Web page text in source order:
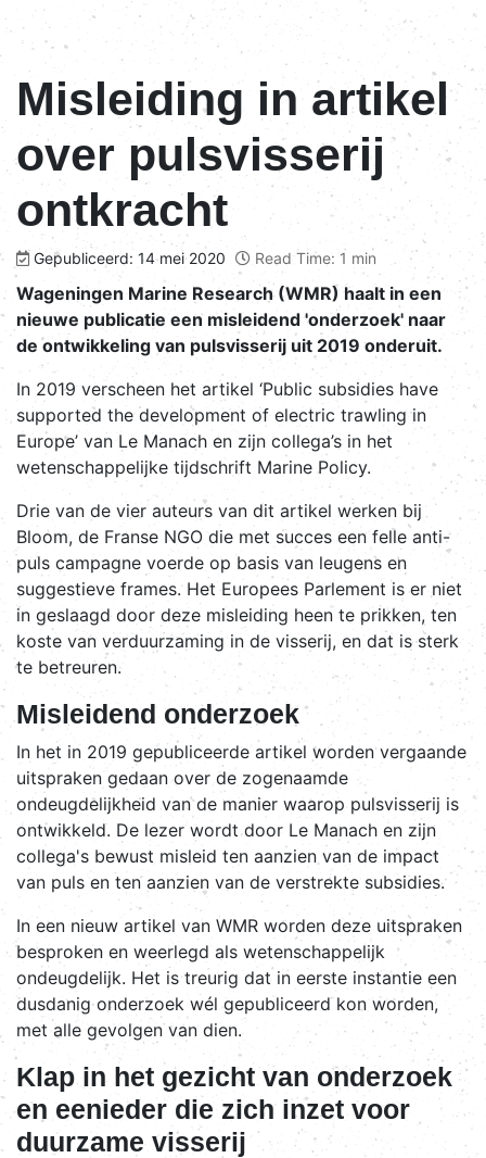
Misleiding in artikel
over pulsvisserij
ontkracht
Gepubliceerd: 14 mei 2020 Read Time: 1 min
Wageningen Marine Research (WMR) haalt in een
nieuwe publicatie een misleidend 'onderzoek' naar
de ontwikkeling van pulsvisserij uit 2019 onderuit.
In 2019 verscheen het artikel ‘Public subsidies have
supported the development of electric trawling in
Europe’ van Le Manach en zijn collega’s in het
wetenschappelijke tijdschrift Marine Policy.
Drie van de vier auteurs van dit artikel werken bij
Bloom, de Franse NGO die met succes een felle anti-
puls campagne voerde op basis van leugens en
suggestieve frames. Het Europees Parlement is er niet
in geslaagd door deze misleiding heen te prikken, ten
koste van verduurzaming in de visserij, en dat is sterk
te betreuren.
Misleidend onderzoek
In het in 2019 gepubliceerde artikel worden vergaande
uitspraken gedaan over de zogenaamde
ondeugdelijkheid van de manier waarop pulsvisserij is
ontwikkeld. De lezer wordt door Le Manach en zijn
collega's bewust misleid ten aanzien van de impact
van puls en ten aanzien van de verstrekte subsidies.
In een nieuw artikel van WMR worden deze uitspraken
besproken en weerlegd als wetenschappelijk
ondeugdelijk. Het is treurig dat in eerste instantie een
dusdanig onderzoek wél gepubliceerd kon worden,
met alle gevolgen van dien.
Klap in het gezicht van onderzoek
en eenieder die zich inzet voor
duurzame visserij